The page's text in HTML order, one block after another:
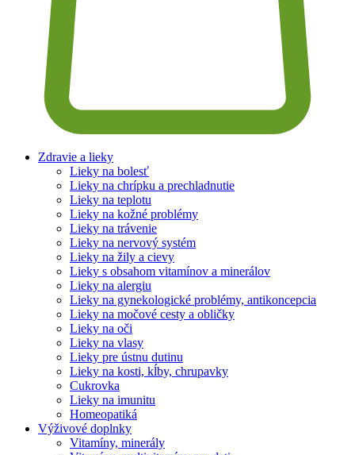
Zdravie a lieky
Lieky na bolesť
Lieky na chrípku a prechladnutie
Lieky na teplotu
Lieky na kožné problémy
Lieky na trávenie
Lieky na nervový systém
Lieky na žily a cievy
Lieky s obsahom vitamínov a minerálov
Lieky na alergiu
Lieky na gynekologické problémy, antikoncepcia
Lieky na močové cesty a obličky
Lieky na oči
Lieky na vlasy
Lieky pre ústnu dutinu
Lieky na kosti, kĺby, chrupavky
Cukrovka
Lieky na imunitu
Homeopatiká
Výživové doplnky
Vitamíny, minerály